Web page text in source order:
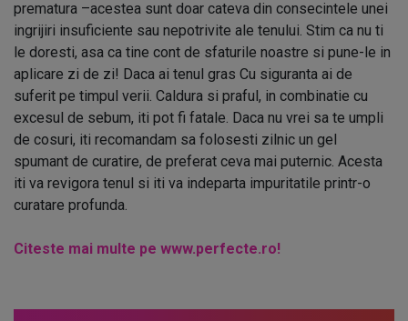
prematura –acestea sunt doar cateva din consecintele unei
ingrijiri insuficiente sau nepotrivite ale tenului. Stim ca nu ti
le doresti, asa ca tine cont de sfaturile noastre si pune-le in
aplicare zi de zi! Daca ai tenul gras Cu siguranta ai de
suferit pe timpul verii. Caldura si praful, in combinatie cu
excesul de sebum, iti pot fi fatale. Daca nu vrei sa te umpli
de cosuri, iti recomandam sa folosesti zilnic un gel
spumant de curatire, de preferat ceva mai puternic. Acesta
iti va revigora tenul si iti va indeparta impuritatile printr-o
curatare profunda.
Citeste mai multe pe www.perfecte.ro!